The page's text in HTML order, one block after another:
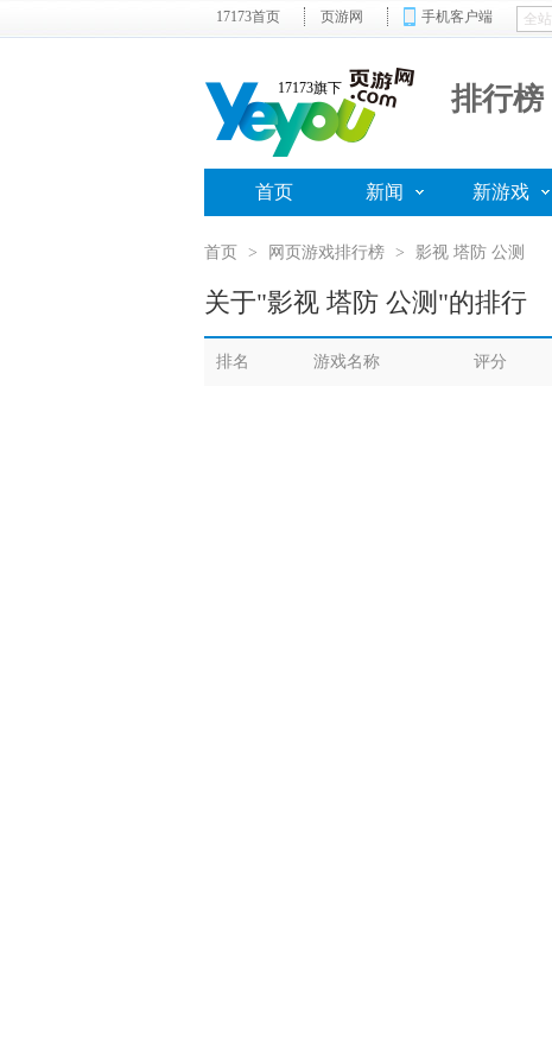
17173首页 页游网 手机客户端
17173旗下 排行榜
首页 新闻 新游戏
首页 > 网页游戏排行榜 > 影视 塔防 公测
关于"影视 塔防 公测"的排行
排名 游戏名称 评分